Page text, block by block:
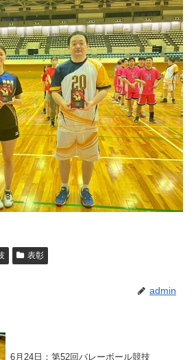
表彰
admin
6月24日：第52回バレーボール競技